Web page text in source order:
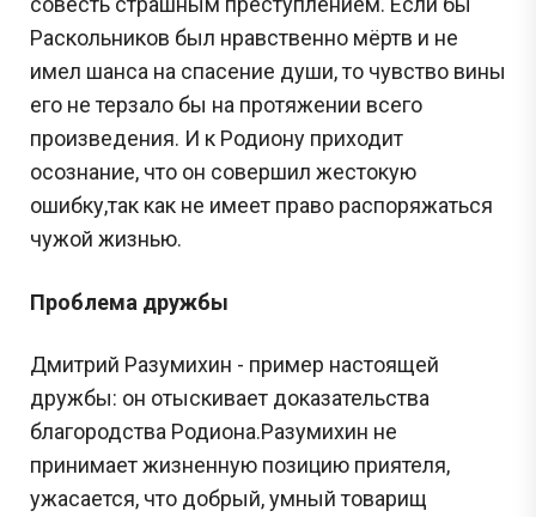
Раскольников был нравственно мёртв и не
имел шанса на спасение души, то чувство вины
его не терзало бы на протяжении всего
произведения. И к Родиону приходит
осознание, что он совершил жестокую
ошибку,так как не имеет право распоряжаться
чужой жизнью.
Проблема дружбы
Дмитрий Разумихин - пример настоящей
дружбы: он отыскивает доказательства
благородства Родиона.Разумихин не
принимает жизненную позицию приятеля,
ужасается, что добрый, умный товарищ